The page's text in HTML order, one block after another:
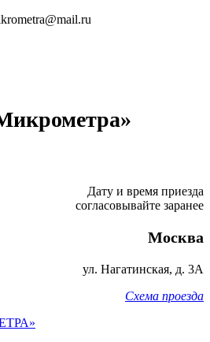
Дату и время приезда
согласовывайте заранее
Москва
ул. Нагатинская, д. 3А
Схема проезда